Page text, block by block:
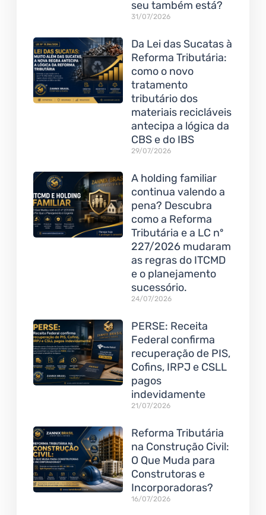
seu também está?
31/07/2026
Da Lei das Sucatas à
Reforma Tributária:
como o novo
tratamento
tributário dos
materiais recicláveis
antecipa a lógica da
CBS e do IBS
29/07/2026
A holding familiar
continua valendo a
pena? Descubra
como a Reforma
Tributária e a LC nº
227/2026 mudaram
as regras do ITCMD
e o planejamento
sucessório.
24/07/2026
PERSE: Receita
Federal confirma
recuperação de PIS,
Cofins, IRPJ e CSLL
pagos
indevidamente
21/07/2026
Reforma Tributária
na Construção Civil:
O Que Muda para
Construtoras e
Incorporadoras?
16/07/2026